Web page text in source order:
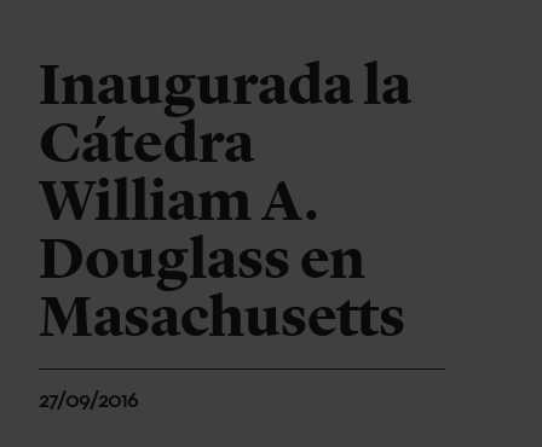
Inaugurada la
Cátedra
William A.
Douglass en
Masachusetts
27/09/2016